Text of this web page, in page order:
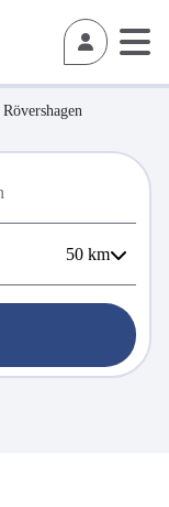
Rövershagen
50 km